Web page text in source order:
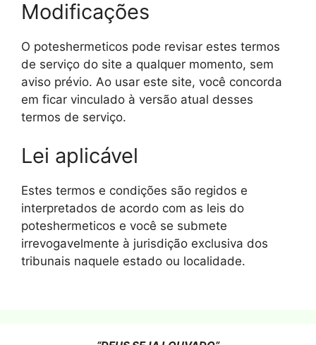
Modificações
O poteshermeticos pode revisar estes termos
de serviço do site a qualquer momento, sem
aviso prévio. Ao usar este site, você concorda
em ficar vinculado à versão atual desses
termos de serviço.
Lei aplicável
Estes termos e condições são regidos e
interpretados de acordo com as leis do
poteshermeticos e você se submete
irrevogavelmente à jurisdição exclusiva dos
tribunais naquele estado ou localidade.